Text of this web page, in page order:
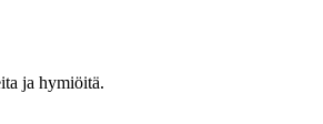
ja hymiöitä.